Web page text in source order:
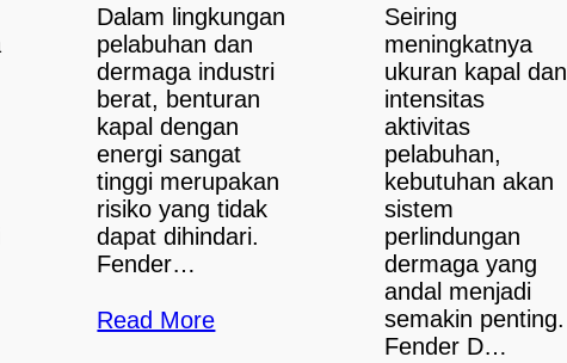
Dalam lingkungan
pelabuhan dan
dermaga industri
berat, benturan
kapal dengan
energi sangat
tinggi merupakan
risiko yang tidak
dapat dihindari.
Fender…
Read More
Seiring
meningkatnya
ukuran kapal dan
intensitas
aktivitas
pelabuhan,
kebutuhan akan
sistem
perlindungan
dermaga yang
andal menjadi
semakin penting.
Fender D…